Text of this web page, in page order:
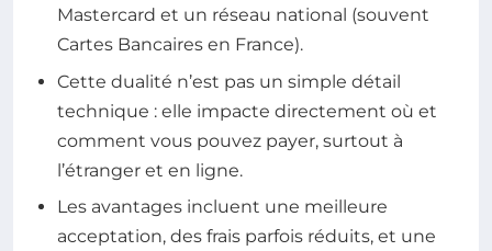
Mastercard et un réseau national (souvent
Cartes Bancaires en France).
Cette dualité n’est pas un simple détail
technique : elle impacte directement où et
comment vous pouvez payer, surtout à
l’étranger et en ligne.
Les avantages incluent une meilleure
acceptation, des frais parfois réduits, et une